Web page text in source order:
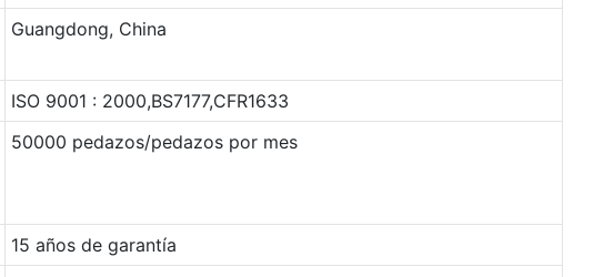
Guangdong, China
ISO 9001 : 2000,BS7177,CFR1633
50000 pedazos/pedazos por mes
15 años de garantía